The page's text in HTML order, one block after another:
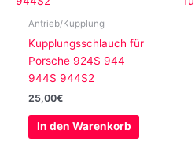
Antrieb/Kupplung
Kupplungsschlauch für
Porsche 924S 944
944S 944S2
25,00€
In den Warenkorb